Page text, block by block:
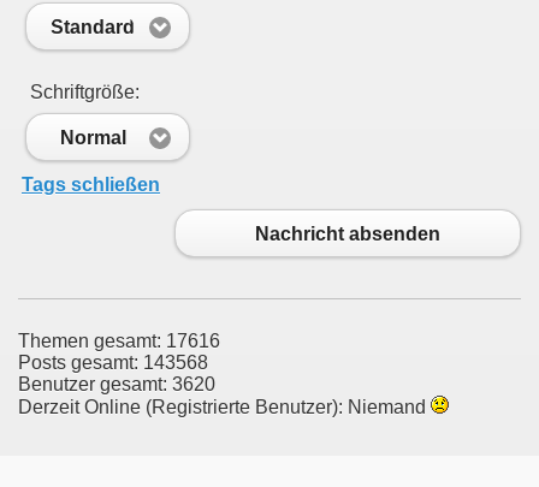
Standard
Schriftgröße:
Normal
Tags schließen
Nachricht absenden
Themen gesamt: 17616
Posts gesamt: 143568
Benutzer gesamt: 3620
Derzeit Online (Registrierte Benutzer): Niemand